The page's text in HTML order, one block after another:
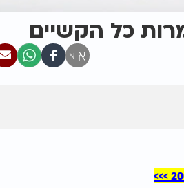
כל הקשיים
א א